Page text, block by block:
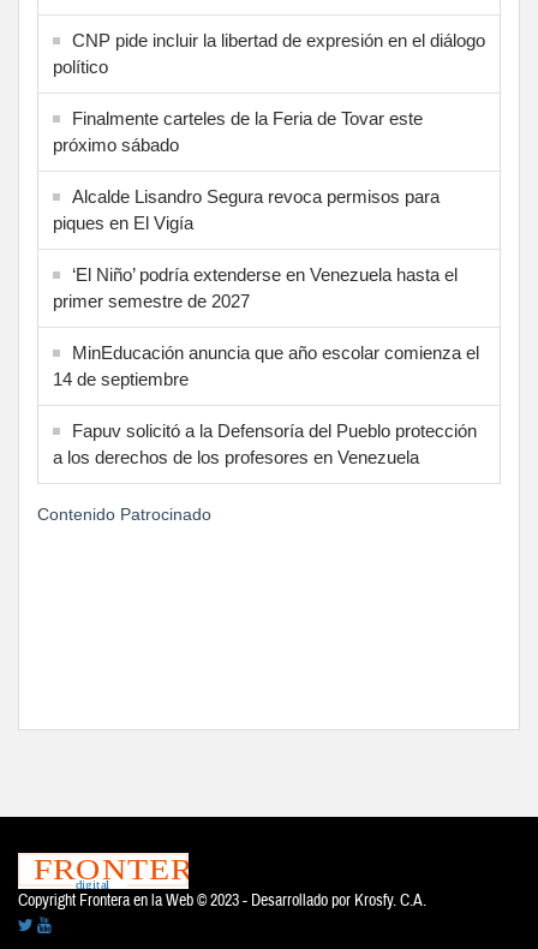
CNP pide incluir la libertad de expresión en el diálogo
político
Finalmente carteles de la Feria de Tovar este
próximo sábado
Alcalde Lisandro Segura revoca permisos para
piques en El Vigía
‘El Niño’ podría extenderse en Venezuela hasta el
primer semestre de 2027
MinEducación anuncia que año escolar comienza el
14 de septiembre
Fapuv solicitó a la Defensoría del Pueblo protección
a los derechos de los profesores en Venezuela
Contenido Patrocinado
Copyright Frontera en la Web © 2023 - Desarrollado por Krosfy. C.A.